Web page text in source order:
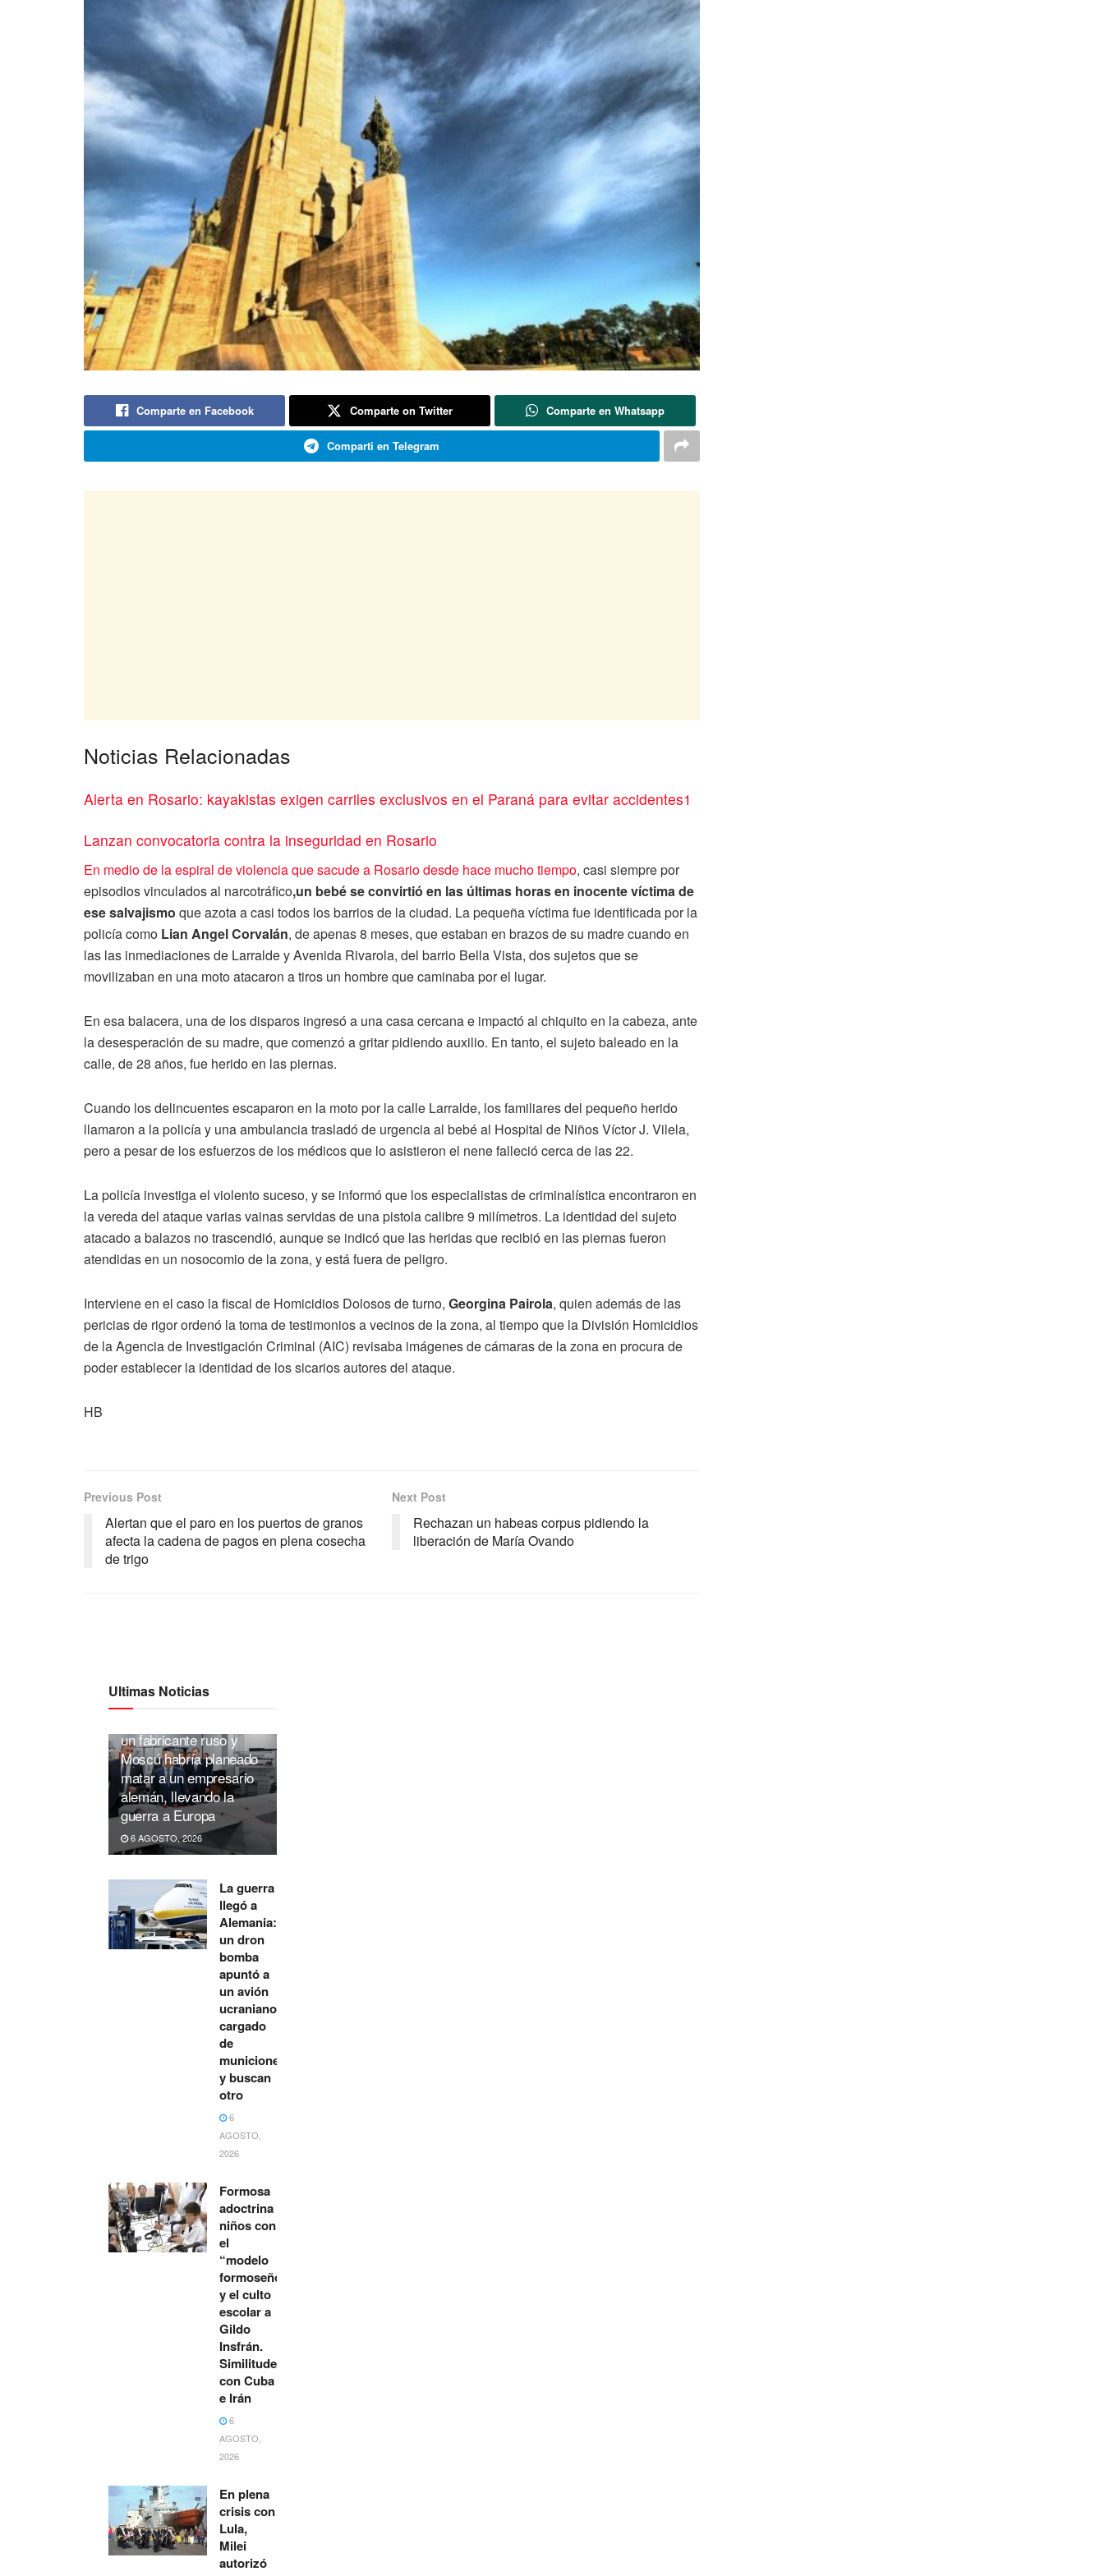
Comparte en Facebook Comparte on Twitter Comparte en Whatsapp
Comparti en Telegram
Noticias Relacionadas
Alerta en Rosario: kayakistas exigen carriles exclusivos en el Paraná para evitar accidentes1
Lanzan convocatoria contra la inseguridad en Rosario
En medio de la espiral de violencia que sacude a Rosario desde hace mucho tiempo, casi siempre por
episodios vinculados al narcotráfico,un bebé se convirtió en las últimas horas en inocente víctima de
ese salvajismo que azota a casi todos los barrios de la ciudad. La pequeña víctima fue identificada por la
policía como Lian Angel Corvalán, de apenas 8 meses, que estaban en brazos de su madre cuando en
las las inmediaciones de Larralde y Avenida Rivarola, del barrio Bella Vista, dos sujetos que se
movilizaban en una moto atacaron a tiros un hombre que caminaba por el lugar.
En esa balacera, una de los disparos ingresó a una casa cercana e impactó al chiquito en la cabeza, ante
la desesperación de su madre, que comenzó a gritar pidiendo auxilio. En tanto, el sujeto baleado en la
calle, de 28 años, fue herido en las piernas.
Cuando los delincuentes escaparon en la moto por la calle Larralde, los familiares del pequeño herido
llamaron a la policía y una ambulancia trasladó de urgencia al bebé al Hospital de Niños Víctor J. Vilela,
pero a pesar de los esfuerzos de los médicos que lo asistieron el nene falleció cerca de las 22.
La policía investiga el violento suceso, y se informó que los especialistas de criminalística encontraron en
la vereda del ataque varias vainas servidas de una pistola calibre 9 milímetros. La identidad del sujeto
atacado a balazos no trascendió, aunque se indicó que las heridas que recibió en las piernas fueron
atendidas en un nosocomio de la zona, y está fuera de peligro.
Interviene en el caso la fiscal de Homicidios Dolosos de turno, Georgina Pairola, quien además de las
pericias de rigor ordenó la toma de testimonios a vecinos de la zona, al tiempo que la División Homicidios
de la Agencia de Investigación Criminal (AIC) revisaba imágenes de cámaras de la zona en procura de
poder establecer la identidad de los sicarios autores del ataque.
HB
Previous Post
Alertan que el paro en los puertos de granos
afecta la cadena de pagos en plena cosecha
de trigo
Next Post
Rechazan un habeas corpus pidiendo la
liberación de María Ovando
Ultimas Noticias
un fabricante ruso y
Moscú habría planeado
matar a un empresario
alemán, llevando la
guerra a Europa
6 AGOSTO, 2026
La guerra
llegó a
Alemania:
un dron
bomba
apuntó a
un avión
ucraniano
cargado
de
municiones
y buscan
otro
6
AGOSTO,
2026
Formosa
adoctrina
niños con
el
“modelo
formoseño”
y el culto
escolar a
Gildo
Insfrán.
Similitudes
con Cuba
e Irán
6
AGOSTO,
2026
En plena
crisis con
Lula,
Milei
autorizó